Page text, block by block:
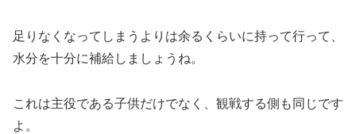
足りなくなってしまうよりは余るくらいに持って行って、
水分を十分に補給しましょうね。
これは主役である子供だけでなく、観戦する側も同じです
よ。